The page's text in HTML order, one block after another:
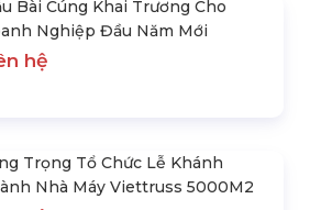
Bài Cúng Khai Trương Cho
Nghiệp Đầu Năm Mới
hệ
Trọng Tổ Chức Lễ Khánh
Nhà Máy Viettruss 5000M2